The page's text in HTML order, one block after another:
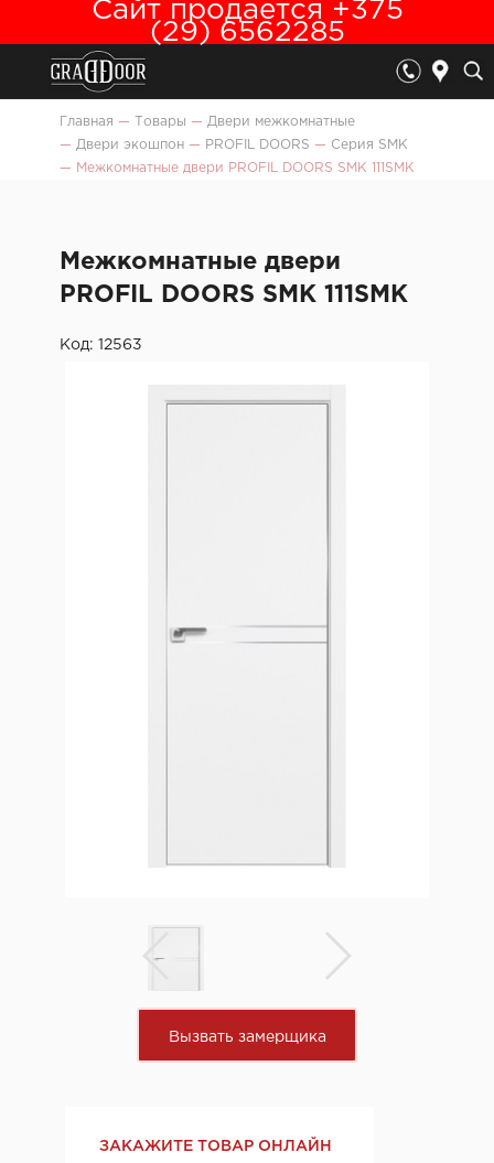
Сайт продается +375
(29) 6562285
Главная — Товары — Двери межкомнатные
— Двери экошпон — PROFIL DOORS — Серия SMK
—
Межкомнатные двери PROFIL DOORS SMK 111SMK
Межкомнатные двери
PROFIL DOORS SMK 111SMK
Код: 12563
Вызвать замерщика
ЗАКАЖИТЕ ТОВАР ОНЛАЙН